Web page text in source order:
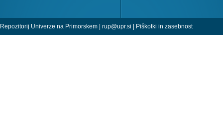
Repozitorij Univerze na Primorskem | rup@upr.si | Piškotki in zasebnost